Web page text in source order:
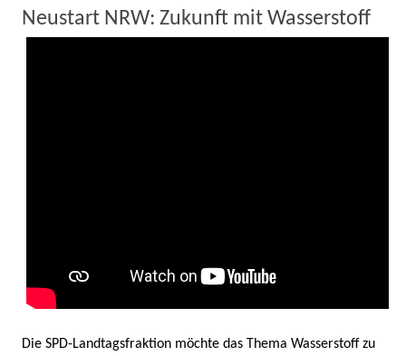
Neustart NRW: Zukunft mit Wasserstoff
Die SPD-Landtagsfraktion möchte das Thema Wasserstoff zu